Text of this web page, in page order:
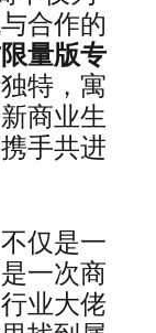
合作的
量版专
特，寓
商业生
手共进
仅是一
一次商
业大佬